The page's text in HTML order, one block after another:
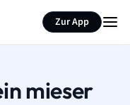
Zur App
mieser
Seite zusammenfassen